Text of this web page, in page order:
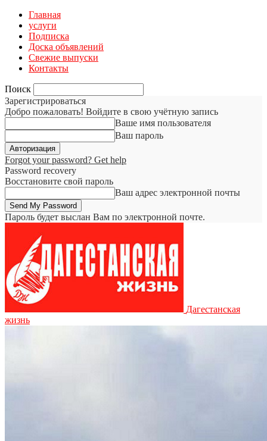
Главная
услуги
Подписка
Доска объявлений
Свежие выпуски
Контакты
Поиск
Зарегистрироваться
Добро пожаловать! Войдите в свою учётную запись
Ваше имя пользователя
Ваш пароль
Forgot your password? Get help
Password recovery
Восстановите свой пароль
Ваш адрес электронной почты
Пароль будет выслан Вам по электронной почте.
Дагестанская
жизнь